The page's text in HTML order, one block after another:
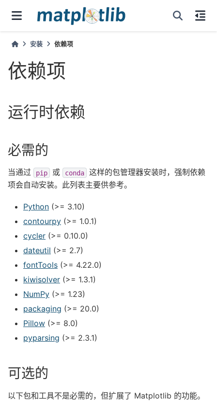
安装 依赖项
依赖项
运行时依赖
必需的
当通过 pip 或 conda
这样的包管理器安装时，强制依赖
项会自动安装。此列表主要供参考。
Python (>= 3.10)
contourpy (>= 1.0.1)
cycler (>= 0.10.0)
dateutil (>= 2.7)
fontTools (>= 4.22.0)
kiwisolver (>= 1.3.1)
NumPy (>= 1.23)
packaging (>= 20.0)
Pillow (>= 8.0)
pyparsing (>= 2.3.1)
可选的
以下包和工具不是必需的，但扩展了 Matplotlib 的功能。